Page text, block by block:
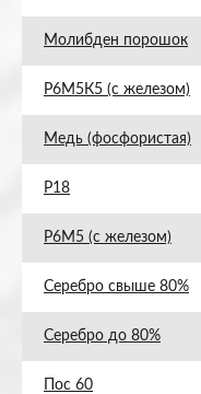
Молибден порошок
Р6М5К5 (с железом)
Медь (фосфористая)
Р18
Р6М5 (с железом)
Серебро свыше 80%
Серебро до 80%
Пос 60